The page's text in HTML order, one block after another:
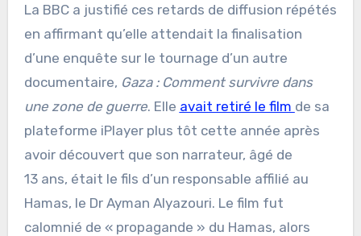
La BBC a justifié ces retards de diffusion répétés
en affirmant qu’elle attendait la finalisation
d’une enquête sur le tournage d’un autre
documentaire, Gaza : Comment survivre dans
une zone de guerre. Elle avait retiré le film de sa
plateforme iPlayer plus tôt cette année après
avoir découvert que son narrateur, âgé de
13 ans, était le fils d’un responsable affilié au
Hamas, le Dr Ayman Alyazouri. Le film fut
calomnié de « propagande » du Hamas, alors